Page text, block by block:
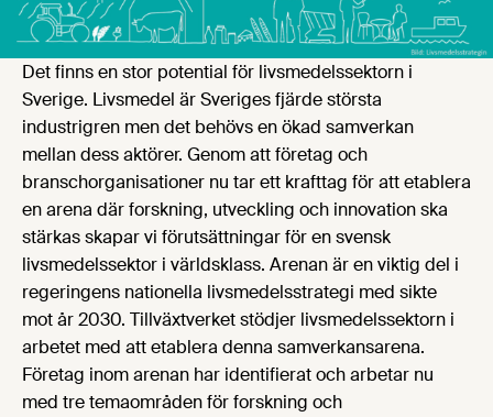
Det finns en stor potential för livsmedelssektorn i
Sverige. Livsmedel är Sveriges fjärde största
industrigren men det behövs en ökad samverkan
mellan dess aktörer. Genom att företag och
branschorganisationer nu tar ett krafttag för att etablera
en arena där forskning, utveckling och innovation ska
stärkas skapar vi förutsättningar för en svensk
livsmedelssektor i världsklass. Arenan är en viktig del i
regeringens nationella livsmedelsstrategi med sikte
mot år 2030. Tillväxtverket stödjer livsmedelssektorn i
arbetet med att etablera denna samverkansarena.
Företag inom arenan har identifierat och arbetar nu
med tre temaområden för forskning och